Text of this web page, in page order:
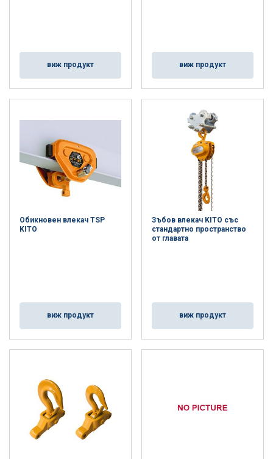
виж продукт виж продукт
Обикновен влекач TSP
KITO
виж продукт
Зъбов влекач KITO със
стандартно пространство
от главата
виж продукт